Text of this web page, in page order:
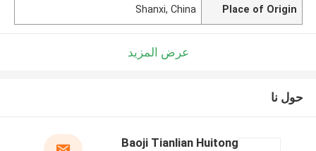
Place of Origin
Shanxi, China
عرض المزيد
حول نا
Baoji Tianlian Huitong